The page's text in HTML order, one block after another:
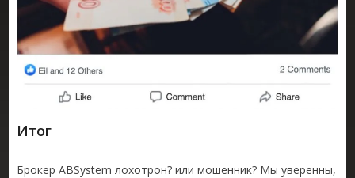
Итог
Брокер ABSystem лохотрон? или мошенник? Мы уверенны,